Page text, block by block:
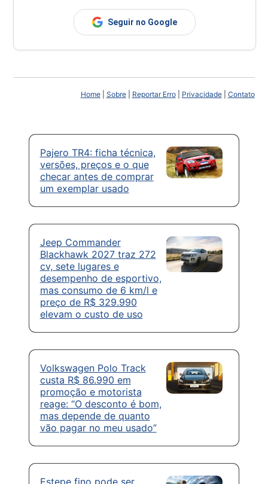
Seguir no Google
Home| Sobre| Reportar Erro| Privacidade| Contato
Pajero TR4: ficha técnica,
versões, preços e o que
checar antes de comprar
um exemplar usado
Jeep Commander
Blackhawk 2027 traz 272
cv, sete lugares e
desempenho de esportivo,
mas consumo de 6 km/l e
preço de R$ 329.990
elevam o custo de uso
Volkswagen Polo Track
custa R$ 86.990 em
promoção e motorista
reage: “O desconto é bom,
mas depende de quanto
vão pagar no meu usado”